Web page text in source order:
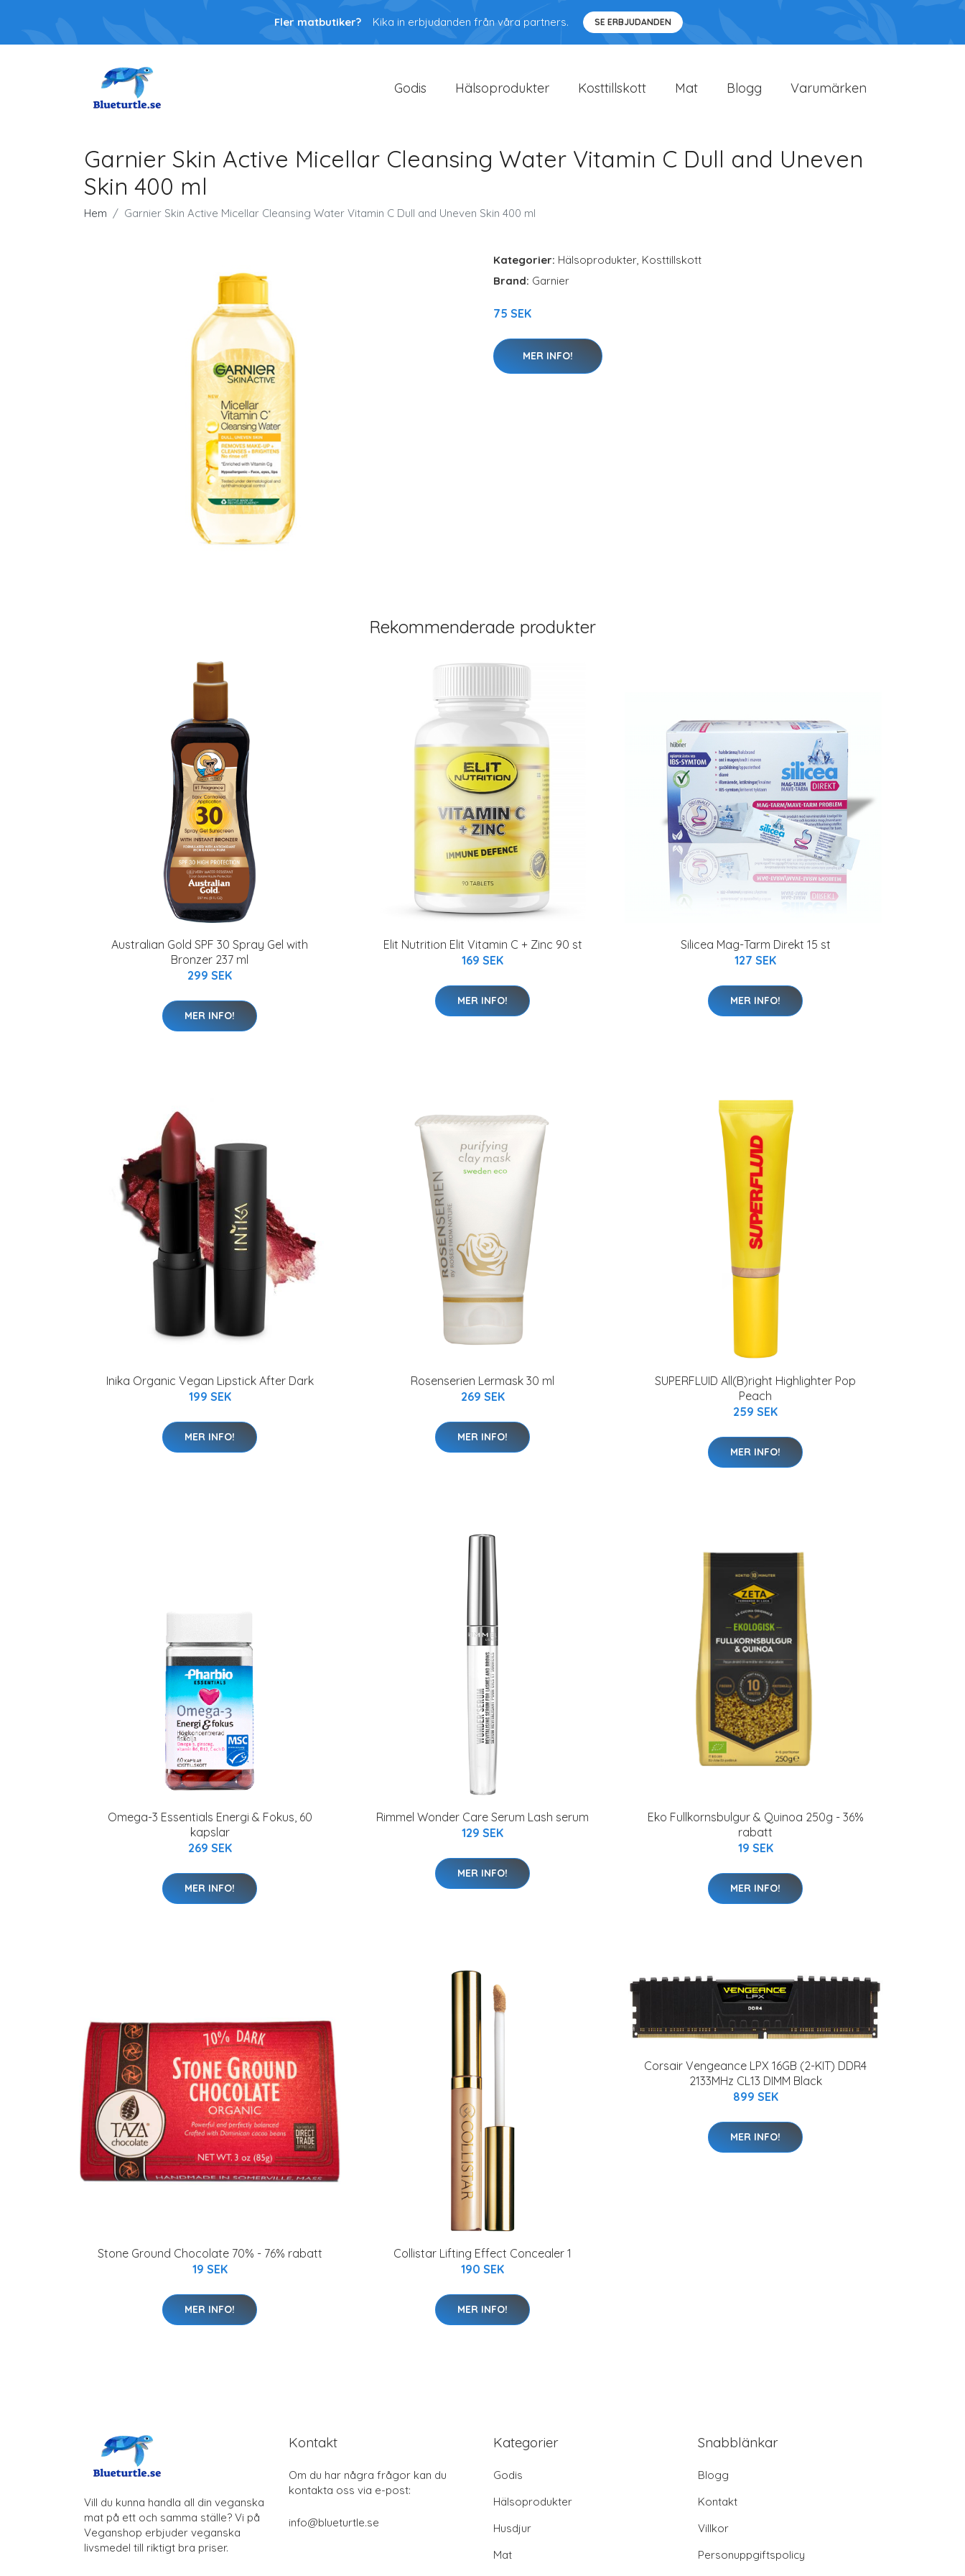
Fler matbutiker? Kika in erbjudanden från våra partners. SE ERBJUDANDEN
Godis Hälsoprodukter Kosttillskott Mat Blogg Varumärken
Garnier Skin Active Micellar Cleansing Water Vitamin C Dull and Uneven
Skin 400 ml
Hem Garnier Skin Active Micellar Cleansing Water Vitamin C Dull and Uneven Skin 400 ml
Kategorier: Hälsoprodukter, Kosttillskott
Brand: Garnier
75 SEK
MER INFO!
Rekommenderade produkter
Australian Gold SPF 30 Spray Gel with
Bronzer 237 ml
299 SEK
MER INFO!
Elit Nutrition Elit Vitamin C + Zinc 90 st
169 SEK
MER INFO!
Silicea Mag-Tarm Direkt 15 st
127 SEK
MER INFO!
Inika Organic Vegan Lipstick After Dark
199 SEK
MER INFO!
Rosenserien Lermask 30 ml
269 SEK
MER INFO!
SUPERFLUID All(B)right Highlighter Pop
Peach
259 SEK
MER INFO!
Omega-3 Essentials Energi & Fokus, 60
kapslar
269 SEK
MER INFO!
Rimmel Wonder Care Serum Lash serum
129 SEK
MER INFO!
Eko Fullkornsbulgur & Quinoa 250g - 36%
rabatt
19 SEK
MER INFO!
Stone Ground Chocolate 70% - 76% rabatt
19 SEK
MER INFO!
Collistar Lifting Effect Concealer 1
190 SEK
MER INFO!
Corsair Vengeance LPX 16GB (2-KIT) DDR4
2133MHz CL13 DIMM Black
899 SEK
MER INFO!
Vill du kunna handla all din veganska
mat på ett och samma ställe? Vi på
Veganshop erbjuder veganska
livsmedel till riktigt bra priser.
Kontakt
Om du har några frågor kan du
kontakta oss via e-post:
info@blueturtle.se
Kategorier
Godis
Hälsoprodukter
Husdjur
Mat
Snabblänkar
Blogg
Kontakt
Villkor
Personuppgiftspolicy